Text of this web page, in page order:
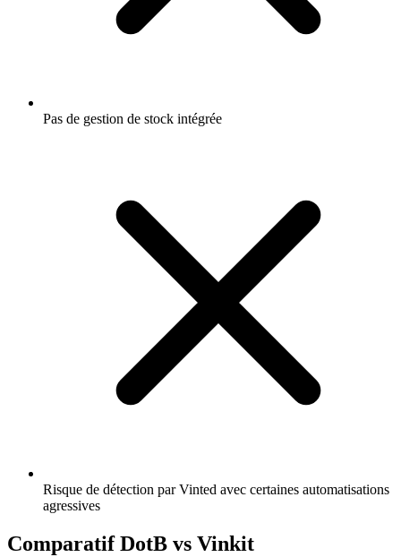
Pas de gestion de stock intégrée
Risque de détection par Vinted avec certaines automatisations
agressives
Comparatif DotB vs Vinkit